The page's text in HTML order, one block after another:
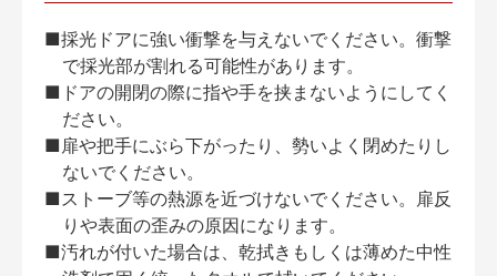
■採光ドアに強い衝撃を与えないでください。衝撃
で採光部が割れる可能性があります。
■ドアの開閉の際に指や手を挟まないようにしてく
ださい。
■扉や把手にぶら下がったり、勢いよく閉めたりし
ないでください。
■ストーブ等の熱源を近づけないでください。扉反
りや表面の歪みの原因になります。
■汚れが付いた場合は、乾拭きもしくは薄めた中性